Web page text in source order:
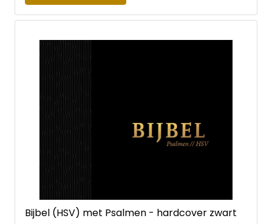
Bijbel (HSV) met Psalmen - hardcover zwart